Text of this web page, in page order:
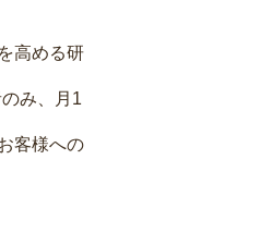
高める研
み、月1
客様への